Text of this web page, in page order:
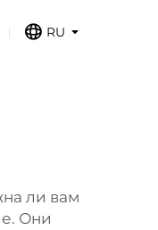
RU
ли вам
Они